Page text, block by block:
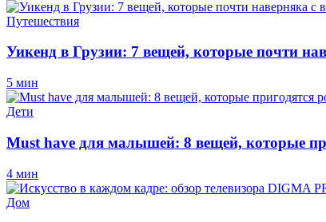
Путешествия
Уикенд в Грузии: 7 вещей, которые почти
5 мин
Дети
Must have для малышей: 8 вещей, которые
4 мин
Дом